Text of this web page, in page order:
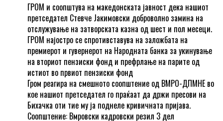
ГРОМ и соопштува на македонската јавност дека нашиот
претседател Стевче Јакимовски доброволно замина на
отслужување на затворската казна од шест и пол месеци.
ГРОМ најостро се спротивставува на заложбата на
премиерот и гувернерот на Народната банка за укинување
на вториот пензиски фонд и префрлање на парите од
истиот во првиот пензиски фонд
Гром реагира на смешното соопштение од ВМРО-ДПМНЕ во
кое нашиот претседател го праќаат да држи пресови на
Бихачка оти тие му ја поднеле кривичната пријава.
Соопштение: Вмровски кадровски резил 3 дел